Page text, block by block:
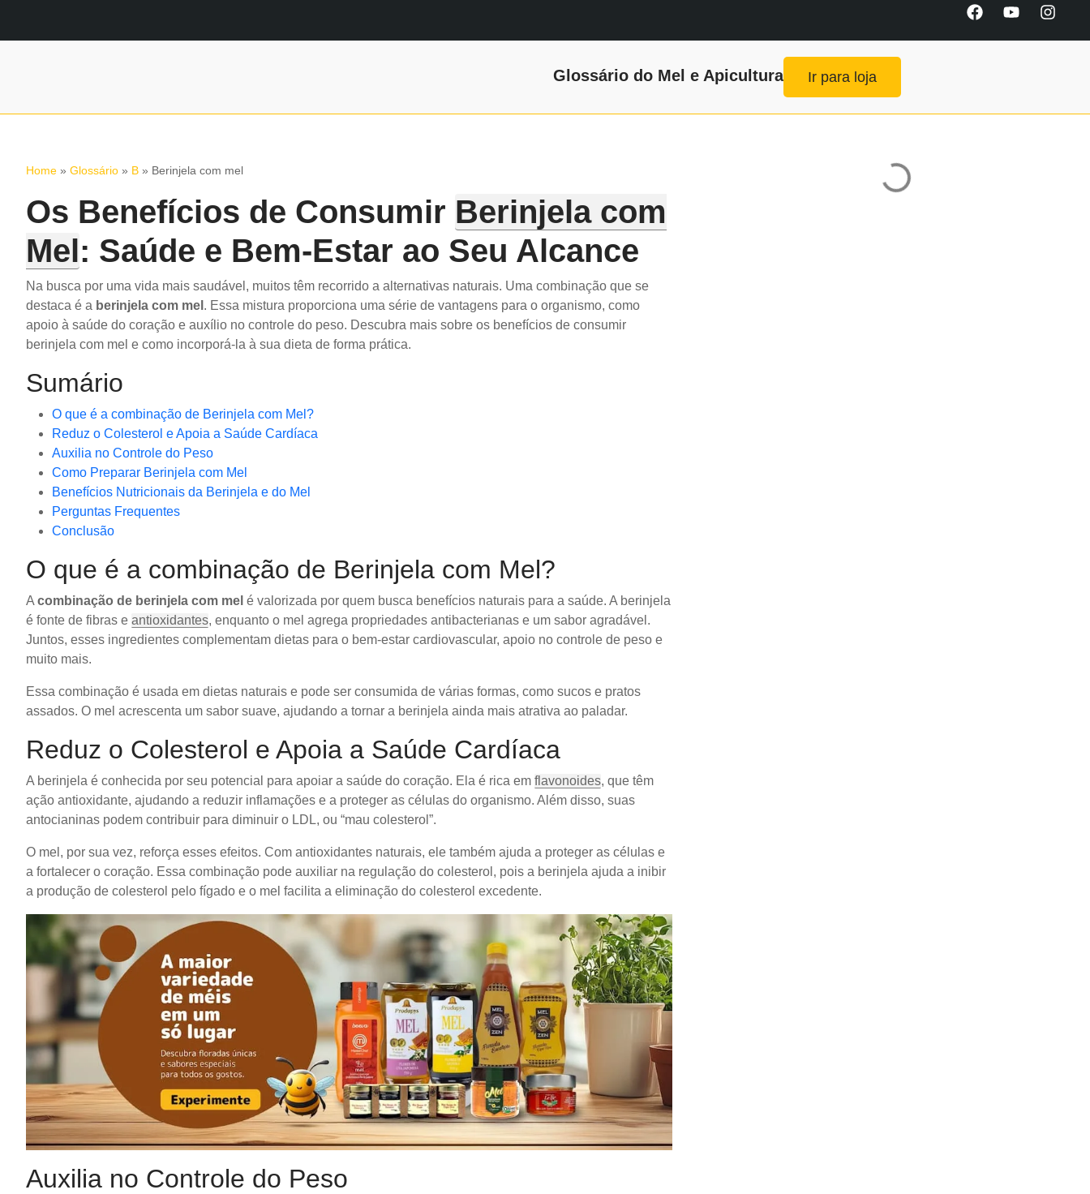
Glossário do Mel e Apicultura Ir para loja
Home » Glossário » B » Berinjela com mel
Os Benefícios de Consumir Berinjela com
Mel: Saúde e Bem-Estar ao Seu Alcance
Na busca por uma vida mais saudável, muitos têm recorrido a alternativas naturais. Uma combinação que se
destaca é a berinjela com mel . Essa mistura proporciona uma série de vantagens para o organismo, como
apoio à saúde do coração e auxílio no controle do peso. Descubra mais sobre os benefícios de consumir
berinjela com mel e como incorporá-la à sua dieta de forma prática.
Sumário
O que é a combinação de Berinjela com Mel?
Reduz o Colesterol e Apoia a Saúde Cardíaca
Auxilia no Controle do Peso
Como Preparar Berinjela com Mel
Benefícios Nutricionais da Berinjela e do Mel
Perguntas Frequentes
Conclusão
O que é a combinação de Berinjela com Mel?
A combinação de berinjela com mel é valorizada por quem busca benefícios naturais para a saúde. A berinjela
é fonte de fibras e antioxidantes, enquanto o mel agrega propriedades antibacterianas e um sabor agradável.
Juntos, esses ingredientes complementam dietas para o bem-estar cardiovascular, apoio no controle de peso e
muito mais.
Essa combinação é usada em dietas naturais e pode ser consumida de várias formas, como sucos e pratos
assados. O mel acrescenta um sabor suave, ajudando a tornar a berinjela ainda mais atrativa ao paladar.
Reduz o Colesterol e Apoia a Saúde Cardíaca
A berinjela é conhecida por seu potencial para apoiar a saúde do coração. Ela é rica em flavonoides, que têm
ação antioxidante, ajudando a reduzir inflamações e a proteger as células do organismo. Além disso, suas
antocianinas podem contribuir para diminuir o LDL, ou “mau colesterol”.
O mel, por sua vez, reforça esses efeitos. Com antioxidantes naturais, ele também ajuda a proteger as células e
a fortalecer o coração. Essa combinação pode auxiliar na regulação do colesterol, pois a berinjela ajuda a inibir
a produção de colesterol pelo fígado e o mel facilita a eliminação do colesterol excedente.
Auxilia no Controle do Peso